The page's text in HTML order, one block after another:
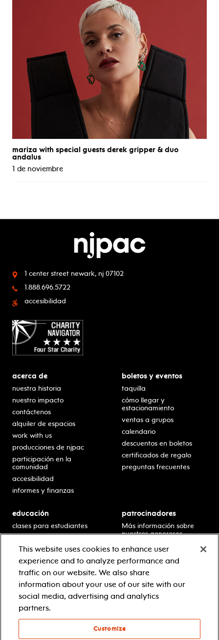
mariza with special guests derek gripper & duo
andalus
1 de noviembre
1 center street newark, nj 07102
1.888.696.5722
accesibilidad
acerca de
nuestra historia
nuestro impacto
contáctenos
alquiler de espacios
work with us
producciones de njpac
participación en la
comunidad
accesibilidad
informes y finanzas
boletos y eventos
taquilla
cómo llegar y
estacionamiento
ventas a grupos
calendario
descuentos en boletos
certificados de regalo
preguntas frecuentes
educación
clases para estudiantes
escolar
residencias en escuelas
desarrollo profesional
recursos para docentes
comuníquese con el
equipo educativo
patrocinadores
Más información sobre
nuestros generosos
This website uses cookies to enhance user
experience and to analyze performance and
traffic on our website. We also share
information about your use of our site with our
social media, advertising and analytics
partners.
Customize